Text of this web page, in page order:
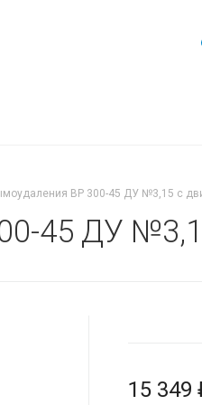
ВР 300-45 ДУ №3,15 с
45 ДУ
15 349